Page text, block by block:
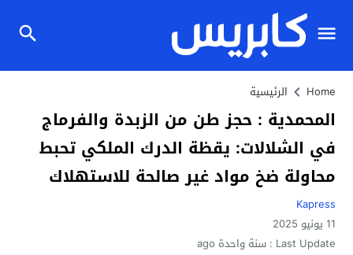
Home الرئيسية
المحمدية : حجز طن من الزبدة والفرماج
في الشلالات: يقظة الدرك الملكي تحبط
محاولة ضخ مواد غير صالحة للاستهلاك
Kapress
11 يونيو 2025
Last Update : سنة واحدة ago